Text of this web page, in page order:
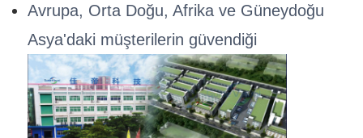
Avrupa, Orta Doğu, Afrika ve Güneydoğu
Asya'daki müşterilerin güvendiği